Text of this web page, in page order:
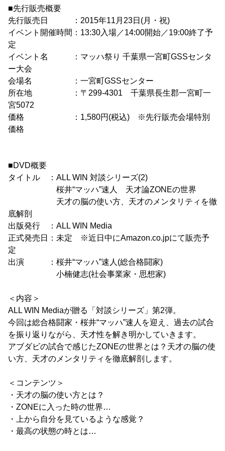
■先行販売概要
先行販売日 ：2015年11月23日(月・祝)
イベント開催時間：13:30入場／14:00開始／19:00終了予
定
イベント名 ：マッハ祭り 千葉県一宮町GSSセンタ
ー大会
会場名 ：一宮町GSSセンター
所在地 ：〒299-4301 千葉県長生郡一宮町一
宮5072
価格 ：1,580円(税込) ※先行販売会場特別
価格
■DVD概要
タイトル ：ALL WIN 対談シリーズ(2)
桜井“マッハ”速人 天才論ZONEの世界
天才の脳の使い方、天才のメンタリティを徹
底解剖
出版発行 ：ALL WIN Media
正式発売日：未定 ※近日中にAmazon.co.jpにて販売予
定
出演 ：桜井“マッハ”速人(総合格闘家)
小楠健志(社会事業家・思想家)
＜内容＞
ALL WIN Mediaが贈る「対談シリーズ」第2弾。
今回は総合格闘家・桜井“マッハ”速人を迎え、過去の試合
を振り返りながら、天才性を解き明かしていきます。
アブダビの試合で感じたZONEの世界とは？天才の脳の使
い方、天才のメンタリティを徹底解剖します。
＜コンテンツ＞
・天才の脳の使い方とは？
・ZONEに入った時の世界…
・上から自分を見ているような感覚？
・最高の状態の時とは…